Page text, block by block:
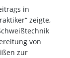
in
zeigte,
von
zur